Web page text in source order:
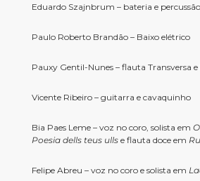
Eduardo Szajnbrum – bateria e percussão
Paulo Roberto Brandão – Baixo elétrico
Pauxy Gentil-Nunes – flauta Transversa
Vicente Ribeiro – guitarra e cavaquinho
Bia Paes Leme – voz no coro, solista em
Poesia dells teus ulls e flauta doce em
Felipe Abreu – voz no coro e solista em